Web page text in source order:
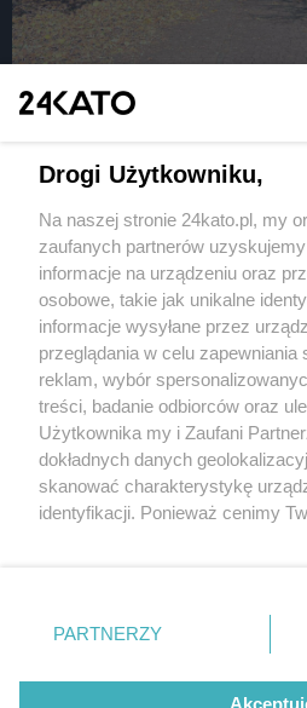
Jest przetarg na budowę
wzdłuż ulicy Hallera między
Burowcem
2 / 2
Katowice
Katowice konsekwentnie
rowerów
Wróć do artykułu:
Wydawca mediów lokalnych
Nie zapomnij
zapoznać się z:
polityką prywatności
Twojemiasto
Piekary Śląskie
Chorzów
Tarnowskie Góry
Gliwice
Drogi Użytkowniku,
Na naszej stronie 24kato.pl, my
zaufanych partnerów
informacje na urządzeniu oraz
osobowe, takie jak unikalne
informacje wysyłane przez
przeglądania w celu zapewniania
reklam, wybór
treści, badanie odbiorców oraz
Użytkownika my i Zaufani
dokładnych danych
skanować charakterystykę
identyfikacji. Ponieważ cenimy
prywatności znajdujący się w
. Niektóre rodzaje
zgody użytkownika, ale masz
takiemu przetwarzaniu.
PARTNERZY